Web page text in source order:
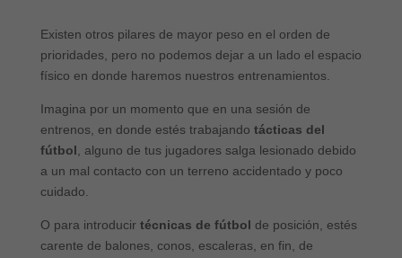
Existen otros pilares de mayor peso en el orden de
prioridades, pero no podemos dejar a un lado el espacio
físico en donde haremos nuestros entrenamientos.
Imagina por un momento que en una sesión de
entrenos, en donde estés trabajando tácticas del
fútbol , alguno de tus jugadores salga lesionado debido
a un mal contacto con un terreno accidentado y poco
cuidado.
O para introducir técnicas de fútbol de posición, estés
carente de balones, conos, escaleras, en fin, de